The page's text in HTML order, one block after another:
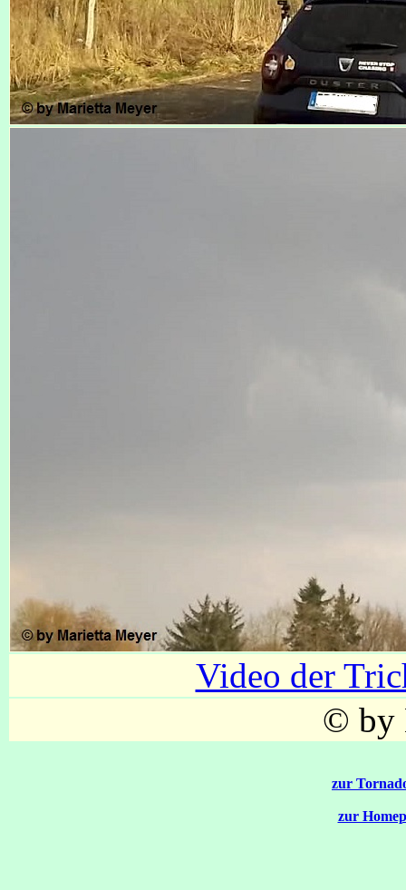
Video der
© by
zur
zur